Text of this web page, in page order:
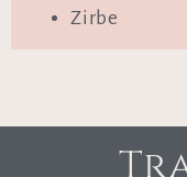
Zirbe